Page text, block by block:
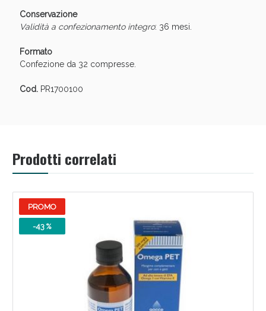
Conservazione
Validità a confezionamento integro: 36 mesi.
Formato
Confezione da 32 compresse.
Cod.PR1700100
Prodotti correlati
PROMO
-43 %